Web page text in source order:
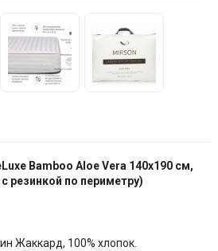
Bamboo Aloe Vera 140x190 см,
резинкой по периметру)
Жаккард, 100% хлопок.